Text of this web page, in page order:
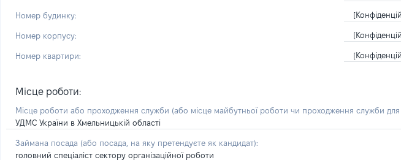
Номер будинку:
Номер корпусу:
Номер квартири:
Місце роботи:
Місце роботи або проходження служби (або місце майбутньої роботи чи проходження служби для
УДМС України в Хмельницькій області
Займана посада (або посада, на яку претендуєте як кандидат):
головний спеціаліст сектору організаційної роботи